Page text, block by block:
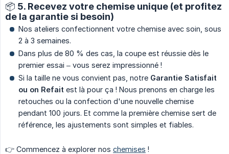
📦 5. Recevez votre chemise unique (et profitez
de la garantie si besoin)
Nos ateliers confectionnent votre chemise avec soin, sous
2 à 3 semaines.
Dans plus de 80 % des cas, la coupe est réussie dès le
premier essai – vous serez impressionné !
Si la taille ne vous convient pas, notre Garantie Satisfait
ou on Refait est là pour ça ! Nous prenons en charge les
retouches ou la confection d'une nouvelle chemise
pendant 100 jours. Et comme la première chemise sert de
référence, les ajustements sont simples et fiables.
👉 Commencez à explorer nos chemises !